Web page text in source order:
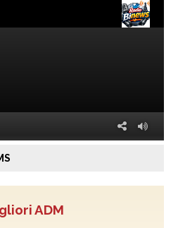
ADM